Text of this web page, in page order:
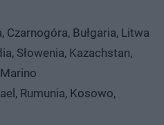
Czarnogóra, Bułgaria, Litwa
Słowenia, Kazachstan,
Rumunia, Kosowo,